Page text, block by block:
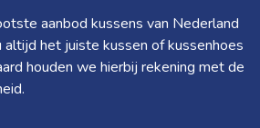
aanbod kussens van Nederland
altijd het juiste kussen of kussenhoes
houden we hierbij rekening met de